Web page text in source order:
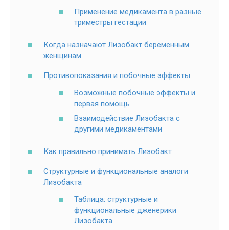
Применение медикамента в разные
триместры гестации
Когда назначают Лизобакт беременным
женщинам
Противопоказания и побочные эффекты
Возможные побочные эффекты и
первая помощь
Взаимодействие Лизобакта с
другими медикаментами
Как правильно принимать Лизобакт
Структурные и функциональные аналоги
Лизобакта
Таблица: структурные и
функциональные дженерики
Лизобакта